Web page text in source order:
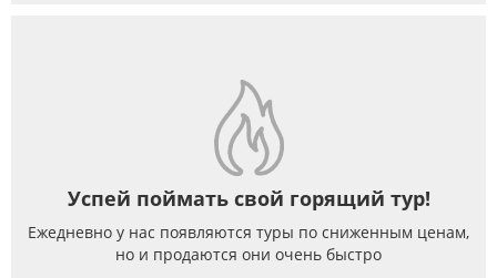
Успей поймать свой горящий тур!
Ежедневно у нас появляются туры по сниженным ценам,
но и продаются они очень быстро